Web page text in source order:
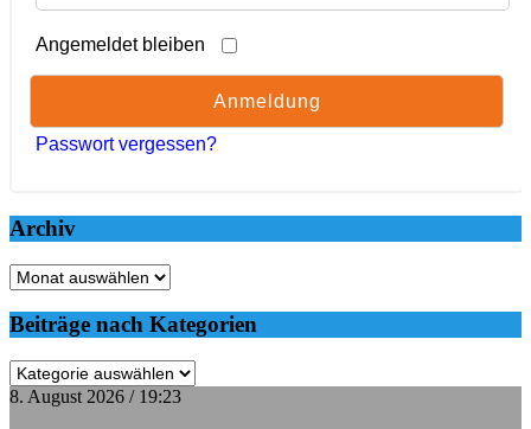
Angemeldet bleiben
Passwort vergessen?
Archiv
Archiv
Beiträge nach Kategorien
Beiträge
nach
Kategorien
8. August 2026 / 19:23